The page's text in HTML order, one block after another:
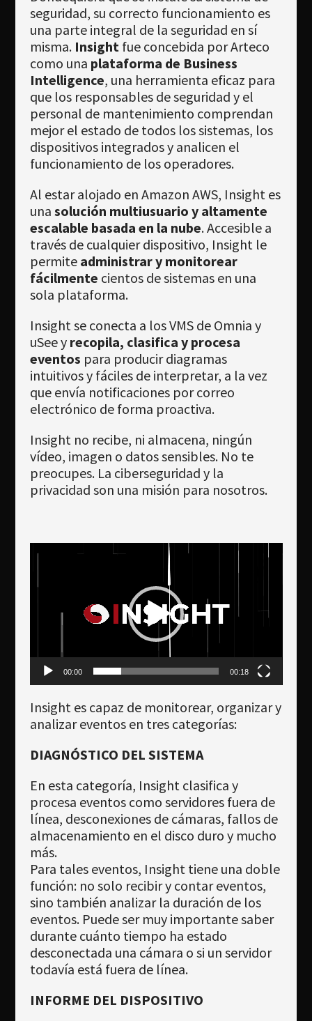
Newsletter
Download
Idioma
Búsqueda
seguridad, su correcto funcionamiento es
una parte integral de la seguridad en sí
misma. Insightfue concebida por Arteco
como una plataforma de Business
Intelligence, una herramienta eficaz para
que los responsables de seguridad y el
personal de mantenimiento comprendan
mejor el estado de todos los sistemas, los
dispositivos integrados y analicen el
funcionamiento de los operadores.
Al estar alojado en Amazon AWS, Insight es
una solución multiusuario y altamente
escalable basada en la nube. Accesible a
través de cualquier dispositivo, Insight le
permite administrar y monitorear
fácilmente cientos de sistemas en una
sola plataforma.
Insight se conecta a los VMS de Omnia y
uSee y recopila, clasifica y procesa
eventos para producir diagramas
intuitivos y fáciles de interpretar, a la vez
que envía notificaciones por correo
electrónico de forma proactiva.
Insight no recibe, ni almacena, ningún
vídeo, imagen o datos sensibles. No te
preocupes. La ciberseguridad y la
privacidad son una misión para nosotros.
Reproductor
vídeo
00:00 00:18
Insight es capaz de monitorear, organizar y
analizar eventos en tres categorías:
DIAGNÓSTICO DEL SISTEMA
En esta categoría, Insight clasifica y
procesa eventos como servidores fuera de
línea, desconexiones de cámaras, fallos de
almacenamiento en el disco duro y mucho
más.
Para tales eventos, Insight tiene una doble
función: no solo recibir y contar eventos,
sino también analizar la duración de los
eventos. Puede ser muy importante saber
durante cuánto tiempo ha estado
desconectada una cámara o si un servidor
todavía está fuera de línea.
INFORME DEL DISPOSITIVO